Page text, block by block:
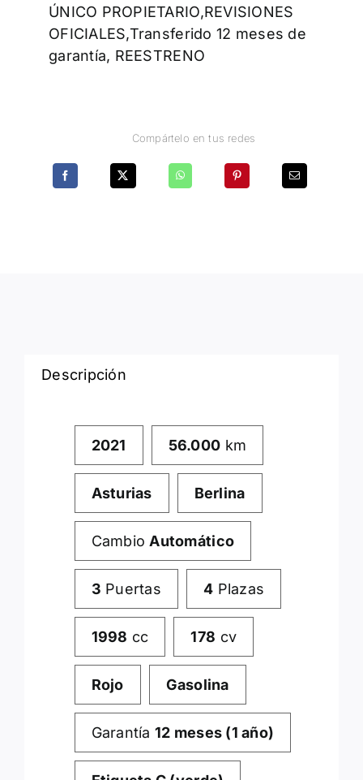
ÚNICO PROPIETARIO,REVISIONES
OFICIALES,Transferido 12 meses de
garantía, REESTRENO
Compártelo en tus redes
Descripción
2021 56.000 km
Asturias Berlina
Cambio Automático
3 Puertas 4 Plazas
1998 cc 178 cv
Rojo Gasolina
Garantía 12 meses (1 año)